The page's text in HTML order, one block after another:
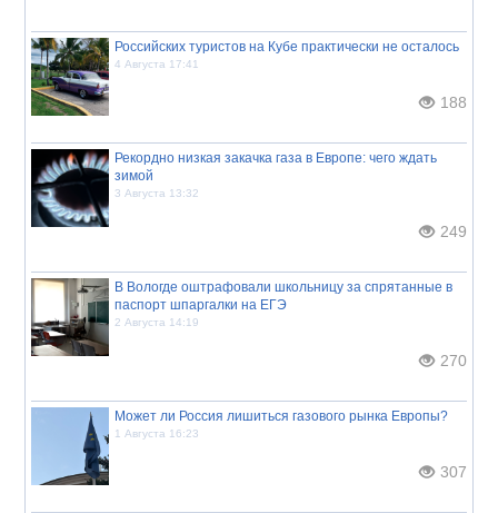
Российских туристов на Кубе практически не осталось
4 Августа 17:41
188
Рекордно низкая закачка газа в Европе: чего ждать
зимой
3 Августа 13:32
249
В Вологде оштрафовали школьницу за спрятанные в
паспорт шпаргалки на ЕГЭ
2 Августа 14:19
270
Может ли Россия лишиться газового рынка Европы?
1 Августа 16:23
307